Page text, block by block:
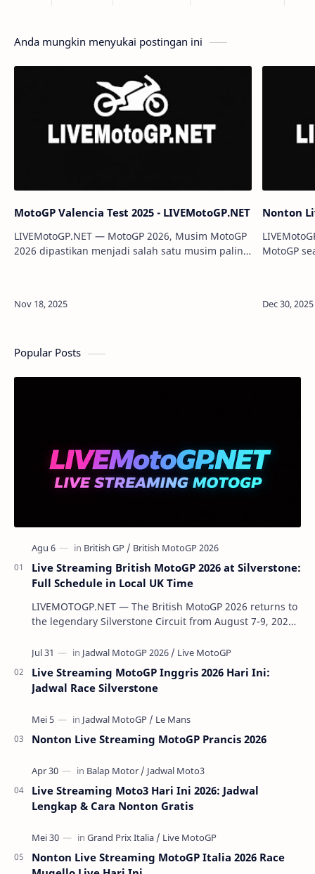
Anda mungkin menyukai postingan ini
MotoGP Valencia Test 2025 - LIVEMotoGP.NET
LIVEMotoGP.NET — MotoGP 2026, Musim MotoGP
2026 dipastikan menjadi salah satu musim paling
Nonton
MotoGP
Popular Posts
Live Streaming British MotoGP 2026 at Silverstone:
Full Schedule in Local UK Time
LIVEMOTOGP.NET — The British MotoGP 2026 returns to
the legendary Silverstone Circuit from August 7-9, 2026.
Live Streaming MotoGP Inggris 2026 Hari Ini:
Jadwal Race Silverstone
Nonton Live Streaming MotoGP Prancis 2026
Live Streaming Moto3 Hari Ini 2026: Jadwal
Lengkap & Cara Nonton Gratis
Nonton Live Streaming MotoGP Italia 2026 Race